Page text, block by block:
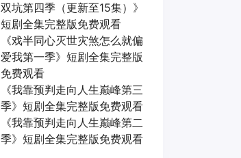
双坑第四季（更新至15集）》
短剧全集完整版免费观看
《戏半同心灭世灾煞怎么就偏
爱我第一季》短剧全集完整版
免费观看
《我靠预判走向人生巅峰第三
季》短剧全集完整版免费观看
《我靠预判走向人生巅峰第二
季》短剧全集完整版免费观看